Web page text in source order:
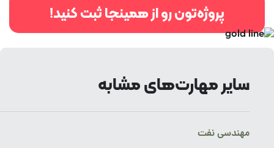
پروژه‌تون رو از همینجا ثبت کنید!
سایر مهارت‌های مشابه
مهندسی نفت